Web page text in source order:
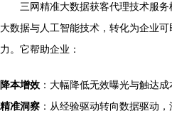
三网精准大数据获客代理技术服
大数据与人工智能技术，转化为企业
力。它帮助企业：
降本增效 ：大幅降低无效曝光与触达
精准洞察 ：从经验驱动转向数据驱动